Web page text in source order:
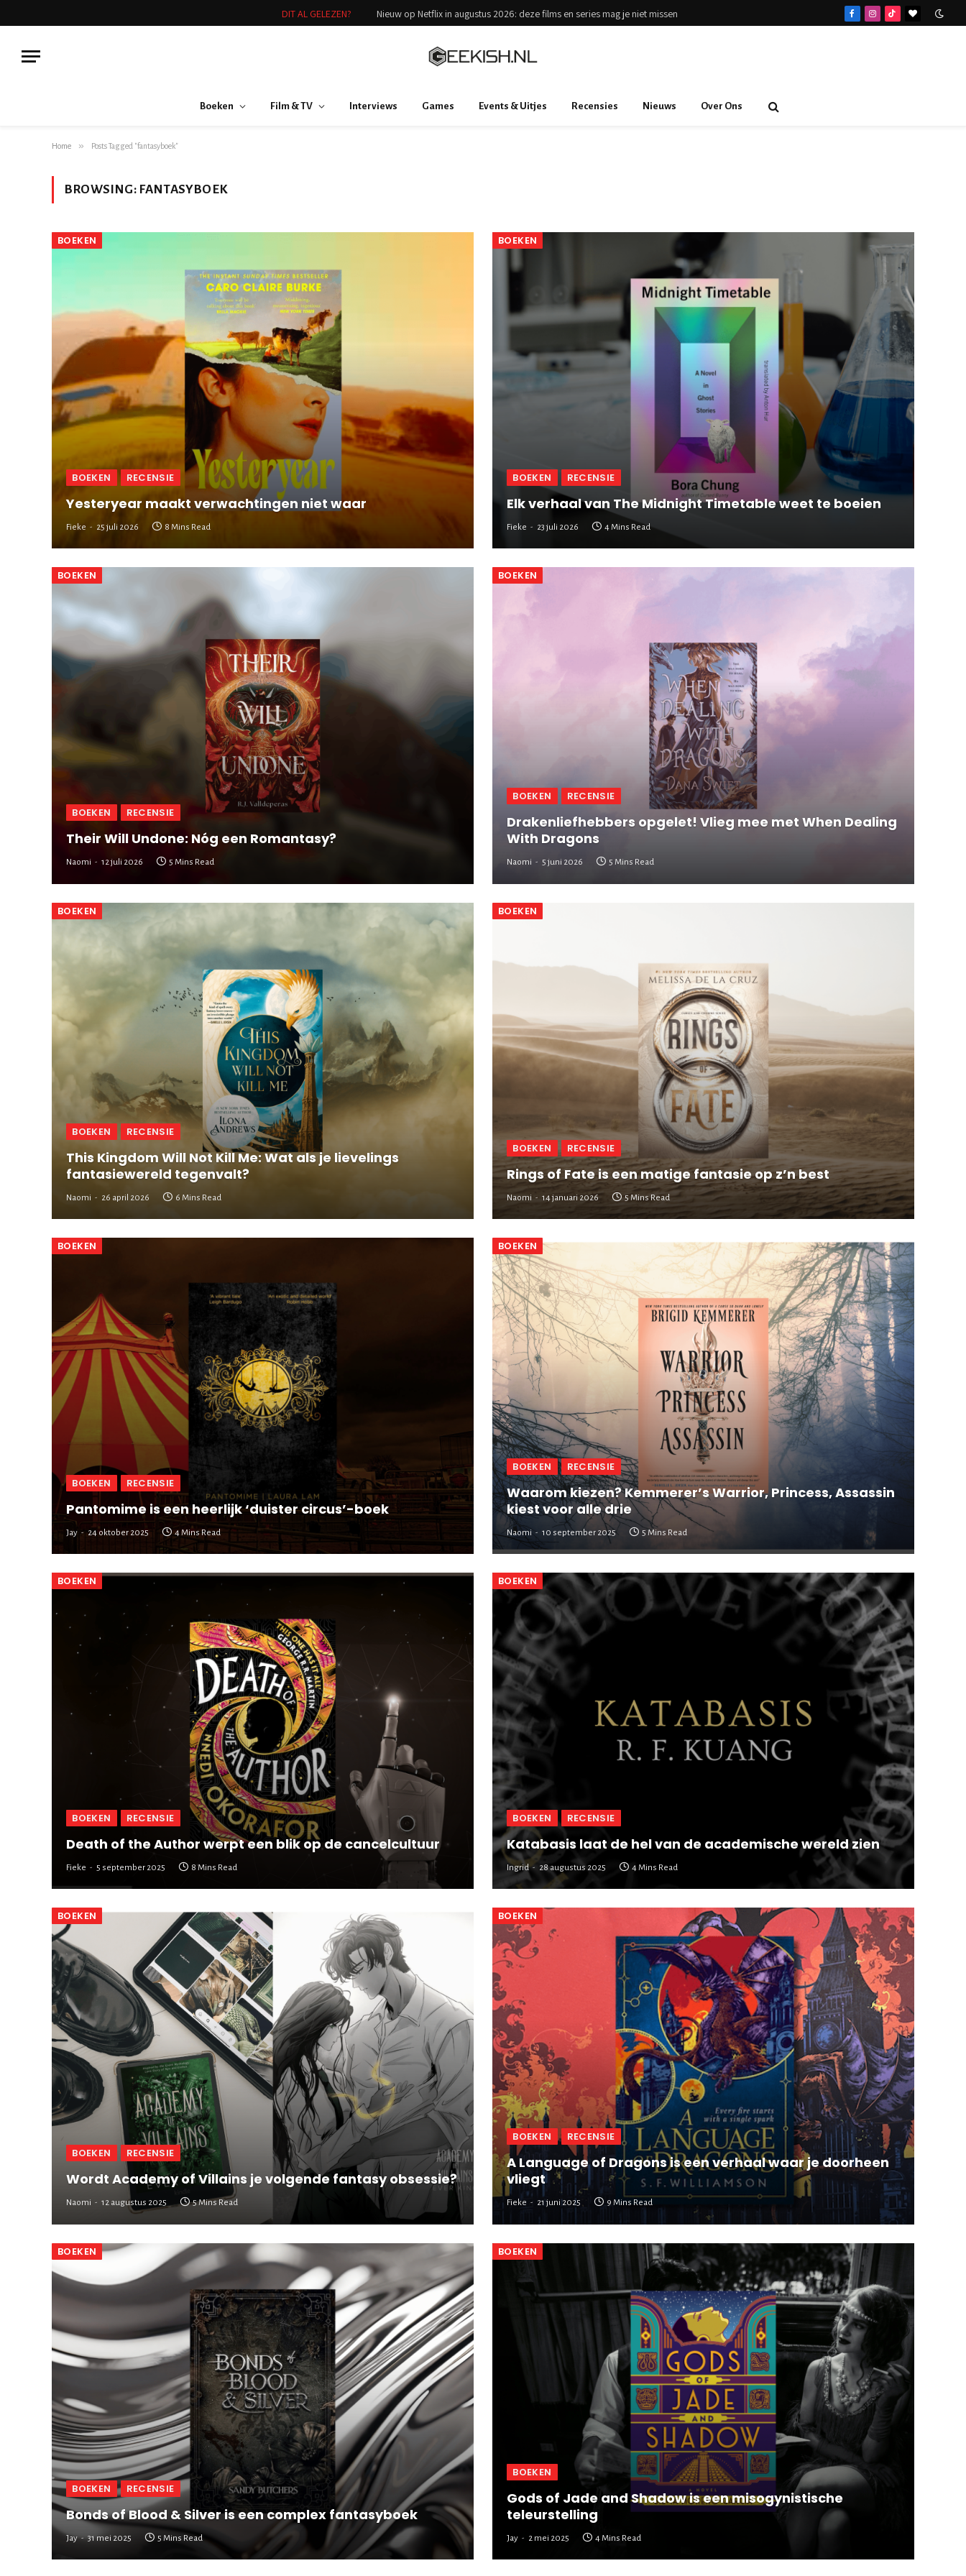
DIT AL GELEZEN? Nieuw op Netflix in augustus 2026: deze films en series mag je niet missen FacebookInstagram
TikTokBlogLovin
Boeken Film & TV Interviews Games Events & Uitjes Recensies Nieuws Over Ons
Home » Posts Tagged "fantasyboek"
BROWSING: FANTASYBOEK
BOEKEN
BOEKEN RECENSIE
Yesteryear maakt verwachtingen niet waar
Fieke 25 juli 2026 8 Mins Read
BOEKEN
BOEKEN RECENSIE
Elk verhaal van The Midnight Timetable weet te boeien
Fieke 23 juli 2026 4 Mins Read
BOEKEN
BOEKEN RECENSIE
Their Will Undone: Nóg een Romantasy?
Naomi 12 juli 2026 5 Mins Read
BOEKEN
BOEKEN RECENSIE
Drakenliefhebbers opgelet! Vlieg mee met When Dealing
With Dragons
Naomi 5 juni 2026 5 Mins Read
BOEKEN
BOEKEN RECENSIE
This Kingdom Will Not Kill Me: Wat als je lievelings
fantasiewereld tegenvalt?
Naomi 26 april 2026 6 Mins Read
BOEKEN
BOEKEN RECENSIE
Rings of Fate is een matige fantasie op z’n best
Naomi 14 januari 2026 5 Mins Read
BOEKEN
BOEKEN RECENSIE
Pantomime is een heerlijk ‘duister circus’-boek
Jay 24 oktober 2025 4 Mins Read
BOEKEN
BOEKEN RECENSIE
Waarom kiezen? Kemmerer’s Warrior, Princess, Assassin
kiest voor alle drie
Naomi 10 september 2025 5 Mins Read
BOEKEN
BOEKEN RECENSIE
Death of the Author werpt een blik op de cancelcultuur
Fieke 5 september 2025 8 Mins Read
BOEKEN
BOEKEN RECENSIE
Katabasis laat de hel van de academische wereld zien
Ingrid 28 augustus 2025 4 Mins Read
BOEKEN
BOEKEN RECENSIE
Wordt Academy of Villains je volgende fantasy obsessie?
Naomi 12 augustus 2025 5 Mins Read
BOEKEN
BOEKEN RECENSIE
A Language of Dragons is een verhaal waar je doorheen
vliegt
Fieke 21 juni 2025 9 Mins Read
BOEKEN
BOEKEN RECENSIE
Bonds of Blood & Silver is een complex fantasyboek
Jay 31 mei 2025 5 Mins Read
BOEKEN
BOEKEN
Gods of Jade and Shadow is een misogynistische
teleurstelling
Jay 2 mei 2025 4 Mins Read